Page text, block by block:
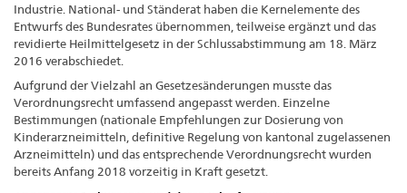
Industrie. National- und Ständerat haben die Kernelemente des
Entwurfs des Bundesrates übernommen, teilweise ergänzt und das
revidierte Heilmittelgesetz in der Schlussabstimmung am 18. März
2016 verabschiedet.
Aufgrund der Vielzahl an Gesetzesänderungen musste das
Verordnungsrecht umfassend angepasst werden. Einzelne
Bestimmungen (nationale Empfehlungen zur Dosierung von
Kinderarzneimitteln, definitive Regelung von kantonal zugelassenen
Arzneimitteln) und das entsprechende Verordnungsrecht wurden
bereits Anfang 2018 vorzeitig in Kraft gesetzt.